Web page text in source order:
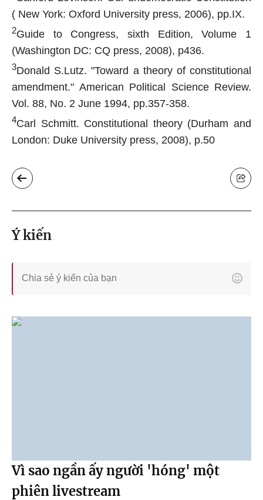
( New York: Oxford University press, 2006), pp.IX.
2Guide to Congress, sixth Edition, Volume 1
(Washington DC: CQ press, 2008), p436.
3Donald S.Lutz. "Toward a theory of constitutional
amendment." American Political Science Review.
Vol. 88, No. 2 June 1994, pp.357-358.
4Carl Schmitt. Constitutional theory (Durham and
London: Duke University press, 2008), p.50
Ý kiến
Vì sao ngần ấy người 'hóng' một
phiên livestream